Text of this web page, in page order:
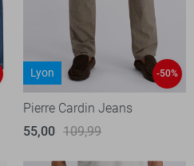
Lyon -50%
Pierre Cardin Jeans
55,00 109,99